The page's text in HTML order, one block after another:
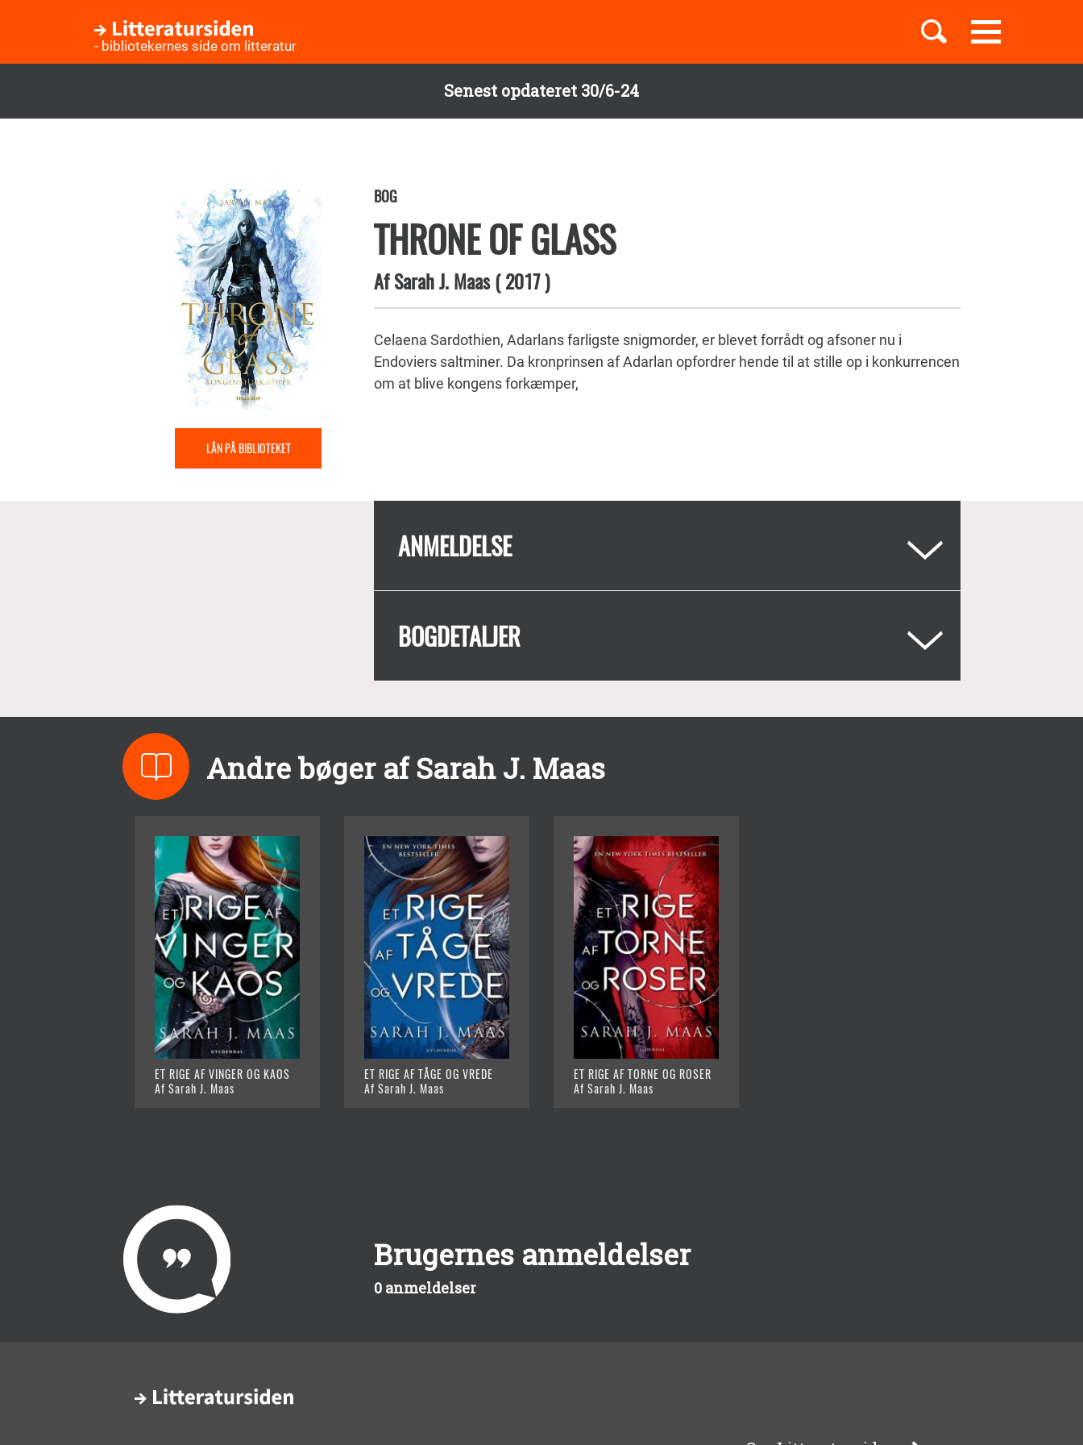
Senest opdateret 30/6-24
Toggle
navigation
- bibliotekernes side om litteratur
Børnebøger
Temaer
LÅN PÅ BIBLIOTEKET
BOG
THRONE OF GLASS
AfSarah J. Maas(2017)
Celaena Sardothien, Adarlans farligste snigmorder, er blevet forrådt og afsoner nu i
Endoviers saltminer. Da kronprinsen af Adarlan opfordrer hende til at stille op i konkurrencen
om at blive kongens forkæmper,
ANMELDELSE
BOGDETALJER
Andre bøger af Sarah J. Maas
ET RIGE AF VINGER OG KAOS
Af Sarah J. Maas
ET RIGE AF TÅGE OG VREDE
Af Sarah J. Maas
ET RIGE AF TORNE OG ROSER
Af Sarah J. Maas
Brugernes anmeldelser
0 anmeldelser